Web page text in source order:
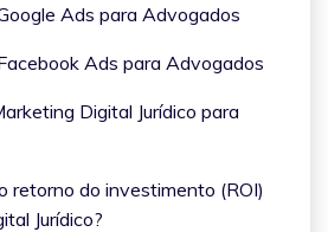
Ads para Advogados
Ads para Advogados
Digital Jurídico para
retorno do investimento (ROI)
Jurídico?